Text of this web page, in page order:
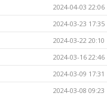
2024-04-03 22:06
2024-03-23 17:35
2024-03-22 20:10
2024-03-16 22:46
2024-03-09 17:31
2024-03-08 09:23